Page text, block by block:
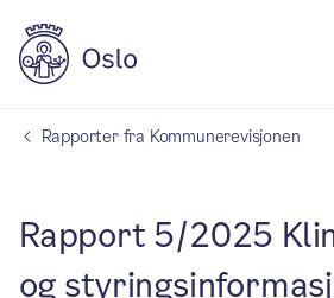
Rapporter fra Kommunerevisjonen
Rapport 5/2025
og